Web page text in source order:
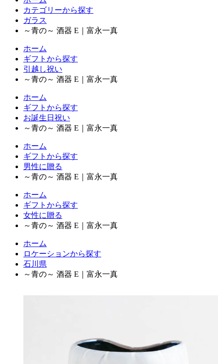
カテゴリーから探す
ガラス
～青の～ 酒器 E｜富永一真
ホーム
ギフトから探す
引越し祝い
～青の～ 酒器 E｜富永一真
ホーム
ギフトから探す
お誕生日祝い
～青の～ 酒器 E｜富永一真
ホーム
ギフトから探す
男性に贈る
～青の～ 酒器 E｜富永一真
ホーム
ギフトから探す
女性に贈る
～青の～ 酒器 E｜富永一真
ホーム
ロケーションから探す
石川県
～青の～ 酒器 E｜富永一真